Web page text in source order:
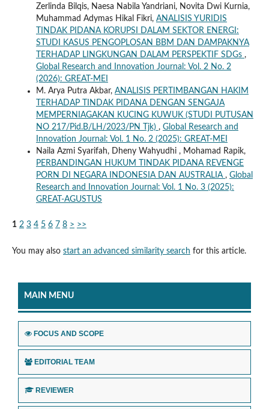
Zerlinda Bilqis, Naesa Nabila Yandriani, Novita Dwi Kurnia,
Muhammad Adymas Hikal Fikri, ANALISIS YURIDIS
TINDAK PIDANA KORUPSI DALAM SEKTOR ENERGI:
STUDI KASUS PENGOPLOSAN BBM DAN DAMPAKNYA
TERHADAP LINGKUNGAN DALAM PERSPEKTIF SDGs ,
Global Research and Innovation Journal: Vol. 2 No. 2
(2026): GREAT-MEI
M. Arya Putra Akbar, ANALISIS PERTIMBANGAN HAKIM
TERHADAP TINDAK PIDANA DENGAN SENGAJA
MEMPERNIAGAKAN KUCING KUWUK (STUDI PUTUSAN
NO 217/Pid.B/LH/2023/PN Tjk) , Global Research and
Innovation Journal: Vol. 1 No. 2 (2025): GREAT-MEI
Naila Azmi Syarifah, Dheny Wahyudhi , Mohamad Rapik,
PERBANDINGAN HUKUM TINDAK PIDANA REVENGE
PORN DI NEGARA INDONESIA DAN AUSTRALIA , Global
Research and Innovation Journal: Vol. 1 No. 3 (2025):
GREAT-AGUSTUS
1 2 3 4 5 6 7 8 > >>
You may also start an advanced similarity search for this article.
MAIN MENU
FOCUS AND SCOPE
EDITORIAL TEAM
REVIEWER